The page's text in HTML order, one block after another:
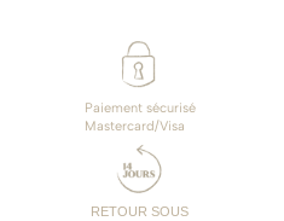
Paiement sécurisé
Mastercard/Visa
RETOUR SOUS